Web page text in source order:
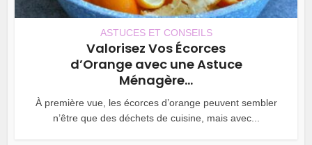
ASTUCES ET CONSEILS
Valorisez Vos Écorces
d’Orange avec une Astuce
Ménagère...
À première vue, les écorces d’orange peuvent sembler
n’être que des déchets de cuisine, mais avec...